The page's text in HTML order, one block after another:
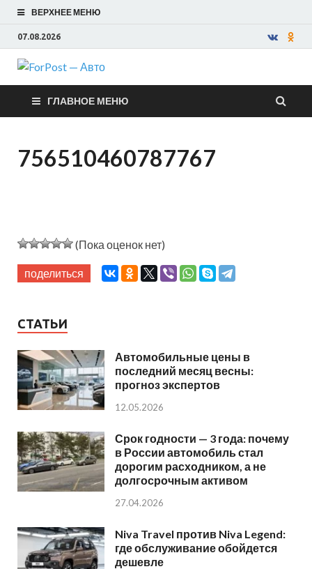
ВЕРХНЕЕ МЕНЮ
07.08.2026
ForPost —
Авто
ГЛАВНОЕ МЕНЮ
756510460787767
(Пока оценок нет)
поделиться
СТАТЬИ
Автомобильные цены в
последний месяц весны:
прогноз экспертов
12.05.2026
Срок годности — 3 года: почему
в России автомобиль стал
дорогим расходником, а не
долгосрочным активом
27.04.2026
Niva Travel против Niva Legend:
где обслуживание обойдется
дешевле